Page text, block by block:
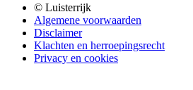
© Luisterrijk
Algemene voorwaarden
Disclaimer
Klachten en herroepingsrecht
Privacy en cookies